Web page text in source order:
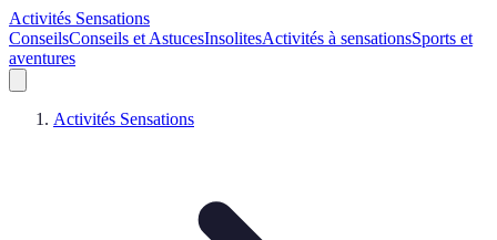
Activités Sensations
ConseilsConseils et AstucesInsolitesActivités à sensationsSports et
aventures
Activités Sensations